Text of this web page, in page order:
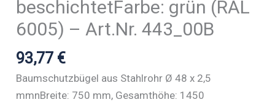
beschichtetFarbe: grün (RAL
6005) – Art.Nr. 443_00B
93,77 €
Baumschutzbügel aus Stahlrohr Ø 48 x 2,5
mmnBreite: 750 mm, Gesamthöhe: 1450